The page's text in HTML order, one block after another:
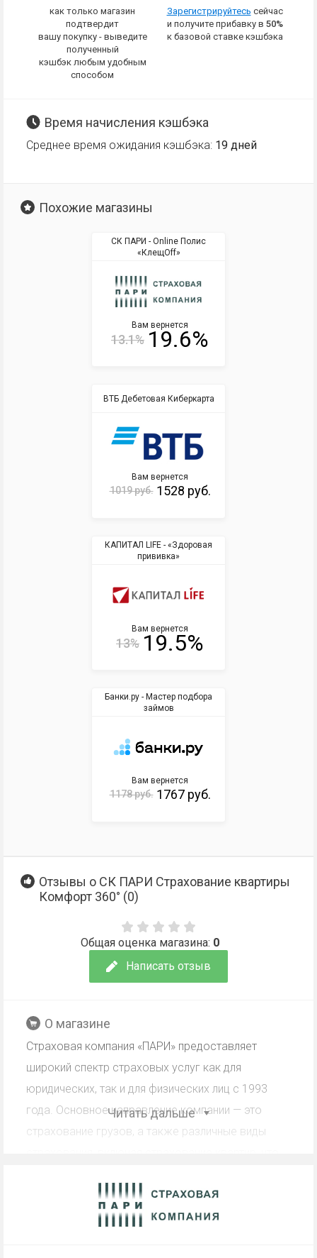
как только магазин
подтвердит
вашу покупку - выведите
полученный
кэшбэк любым удобным
способом
Зарегистрируйтесь сейчас
и получите прибавку в 50%
к базовой ставке кэшбэка
Время начисления кэшбэка
Среднее время ожидания кэшбэка: 19 дней
Похожие магазины
СК ПАРИ - Online Полис
«КлещOff»
Вам вернется
13.1% 19.6%
ВТБ Дебетовая Киберкарта
Вам вернется
1019 руб. 1528 руб.
КАПИТАЛ LIFE - «Здоровая
прививка»
Вам вернется
13% 19.5%
Банки.ру - Мастер подбора
займов
Вам вернется
1178 руб. 1767 руб.
Отзывы о СК ПАРИ Страхование квартиры
Комфорт 360° (0)
Написать отзыв
Общая оценка магазина: 0
О магазине
Страховая компания «ПАРИ» предоставляет
широкий спектр страховых услуг как для
юридических, так и для физических лиц с 1993
года. Основное направление компании — это
страхование грузов, а также различные виды
различных рисков.
Читать дальше